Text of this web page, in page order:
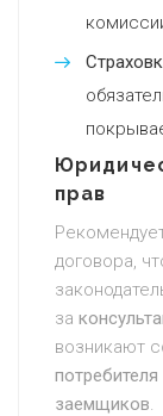
прав
договора,
за
возникают
потребителя
заемщиков.